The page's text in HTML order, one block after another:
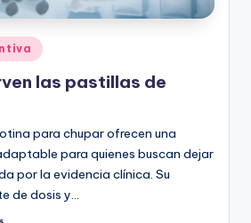
las pastillas de
para chupar ofrecen una
para quienes buscan dejar
por la evidencia clínica. Su
de dosis y…